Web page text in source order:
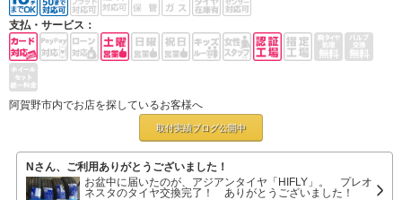
支払・サービス：
阿賀野市内でお店を探しているお客様へ
取付実績ブログ公開中
Nさん、ご利用ありがとうございました！
お盆中に届いたのが、アジアンタイヤ「HIFLY」。 プレオ
ネスタのタイヤ交換完了！ ありがとうございました！